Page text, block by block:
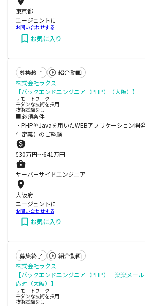
東京都
エージェントに
お問い合わせする
お気に入り
募集終了
紹介動画
株式会社ラクス
【バックエンドエンジニア（PHP）（大阪）】
リモートワーク
モダンな技術を採用
技術試験なし
■必須条件
・PHPやJavaを用いたWEBアプリケーション開
件定義）のご経験
530万円〜641万円
サーバーサイドエンジニア
大阪府
エージェントに
お問い合わせする
お気に入り
募集終了
紹介動画
株式会社ラクス
【バックエンドエンジニア（PHP）｜楽楽メー
応対（大阪）】
リモートワーク
モダンな技術を採用
技術試験なし